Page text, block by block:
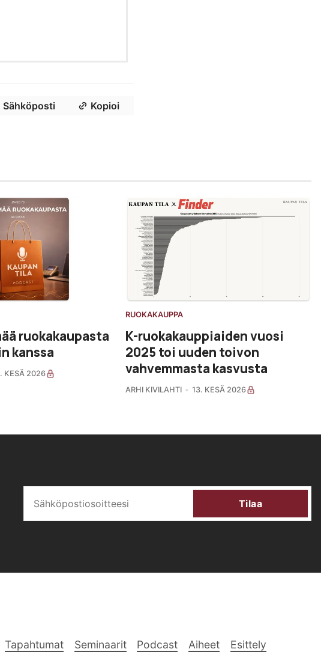
Sähköposti Kopioi
ruokakaupasta
kanssa
KESÄ 2026
RUOKAKAUPPA
K-ruokakauppiaiden vuosi
2025 toi uuden toivon
vahvemmasta kasvusta
ARHI KIVILAHTI 13. KESÄ 2026
Tilaa
Tapahtumat Seminaarit Podcast Aiheet Esittely